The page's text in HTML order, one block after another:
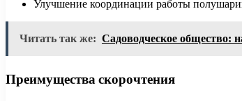
Улучшение координации работы
Читать так же: Садоводческое общество:
Преимущества скорочтения